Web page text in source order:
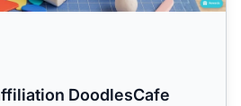
DoodlesCafe